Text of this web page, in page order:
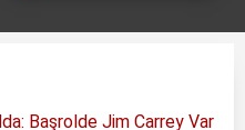
Başrolde Jim Carrey Var